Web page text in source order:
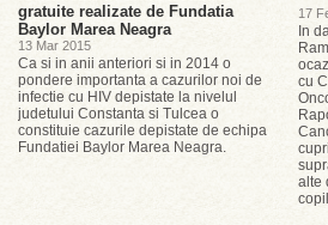
gratuite realizate de Fundatia
Baylor Marea Neagra
13 Mar 2015
Ca si in anii anteriori si in 2014 o
pondere importanta a cazurilor noi de
infectie cu HIV depistate la nivelul
judetului Constanta si Tulcea o
constituie cazurile depistate de echipa
Fundatiei Baylor Marea Neagra.
17
In
cu
alte